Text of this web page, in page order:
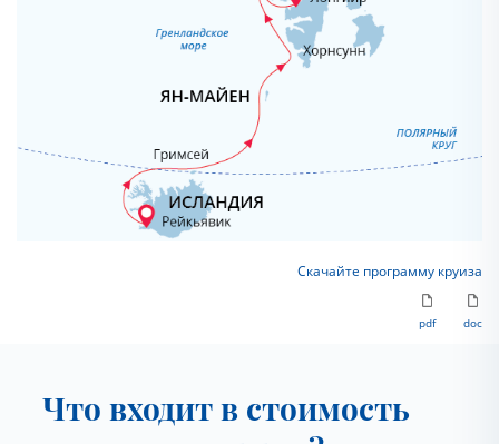
Скачайте программу круиза
pdf doc
Что входит в стоимость